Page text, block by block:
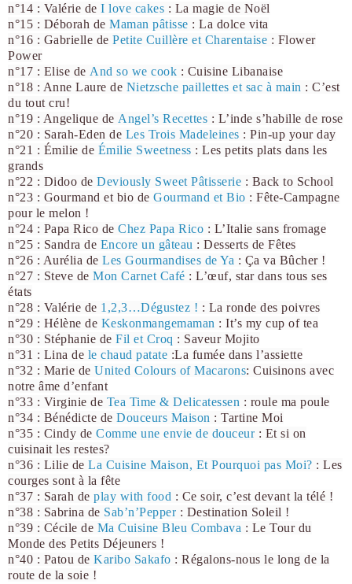
n°14 : Valérie de I love cakes : La magie de Noël
n°15 : Déborah de Maman pâtisse : La dolce vita
n°16 : Gabrielle de Petite Cuillère et Charentaise : Flower
Power
n°17 : Elise de And so we cook : Cuisine Libanaise
n°18 : Anne Laure de Nietzsche paillettes et sac à main : C’est
du tout cru!
n°19 : Angelique de Angel’s Recettes : L’inde s’habille de rose
n°20 : Sarah-Eden de Les Trois Madeleines : Pin-up your day
n°21 : Émilie de Émilie Sweetness : Les petits plats dans les
grands
n°22 : Didoo de Deviously Sweet Pâtisserie : Back to School
n°23 : Gourmand et bio de Gourmand et Bio : Fête-Campagne
pour le melon !
n°24 : Papa Rico de Chez Papa Rico : L’Italie sans fromage
n°25 : Sandra de Encore un gâteau : Desserts de Fêtes
n°26 : Aurélia de Les Gourmandises de Ya : Ça va Bûcher !
n°27 : Steve de Mon Carnet Café : L’œuf, star dans tous ses
états
n°28 : Valérie de 1,2,3…Dégustez ! : La ronde des poivres
n°29 : Hélène de Keskonmangemaman : It’s my cup of tea
n°30 : Stéphanie de Fil et Croq : Saveur Mojito
n°31 : Lina de le chaud patate :La fumée dans l’assiette
n°32 : Marie de United Colours of Macarons: Cuisinons avec
notre âme d’enfant
n°33 : Virginie de Tea Time & Delicatessen : roule ma poule
n°34 : Bénédicte de Douceurs Maison : Tartine Moi
n°35 : Cindy de Comme une envie de douceur : Et si on
cuisinait les restes?
n°36 : Lilie de La Cuisine Maison, Et Pourquoi pas Moi? : Les
courges sont à la fête
n°37 : Sarah de play with food : Ce soir, c’est devant la télé !
n°38 : Sabrina de Sab’n’Pepper : Destination Soleil !
n°39 : Cécile de Ma Cuisine Bleu Combava : Le Tour du
Monde des Petits Déjeuners !
n°40 : Patou de Karibo Sakafo : Régalons-nous le long de la
route de la soie !